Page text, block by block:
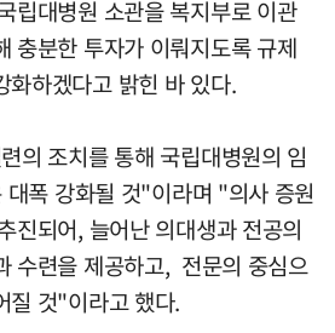
립대병원 소관을 복지부로 이관
충분한 투자가 이뤄지도록 규제
화하겠다고 밝힌 바 있다.
의 조치를 통해 국립대병원의 임
폭 강화될 것"이라며 "의사 증원
진되어, 늘어난 의대생과 전공의
수련을 제공하고, 전문의 중심으
질 것"이라고 했다.